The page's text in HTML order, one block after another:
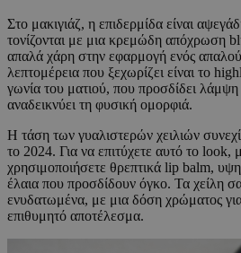
Στο μακιγιάζ, η επιδερμίδα είναι
τονίζονται με μια κρεμώδη απόχρωση
απαλά χάρη στην εφαρμογή ενός
λεπτομέρεια που ξεχωρίζει είναι το
γωνία του ματιού, που προσδίδει
αναδεικνύει τη φυσική ομορφιά.
Η τάση των γυαλιστερών χειλιών
το 2024. Για να επιτύχετε αυτό το look,
χρησιμοποιήσετε θρεπτικά lip balm,
έλαια που προσδίδουν όγκο. Τα χείλη
ενυδατωμένα, με μια δόση χρώματος
επιθυμητό αποτέλεσμα.